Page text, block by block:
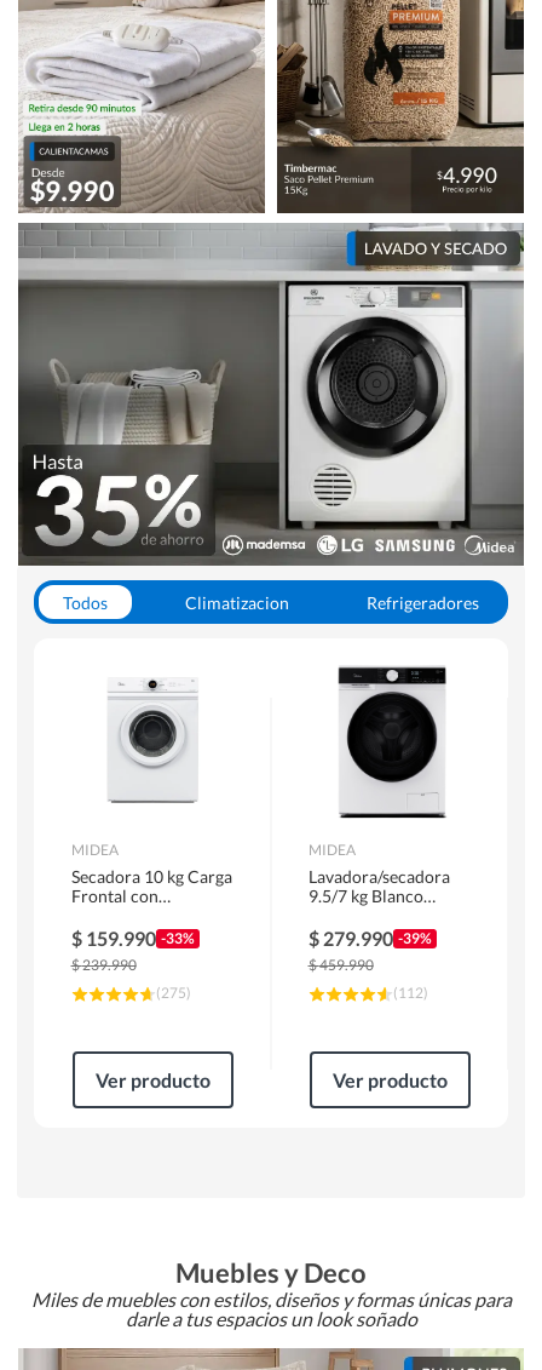
Todos Climatizacion
Refrigeradores
Otros
MIDEA
Secadora 10 kg Carga
Frontal con
MD100A100/W2
$ 159.990 -33%
$239.990
(275)
Ver producto
MIDEA
Lavadora/secadora
9.5/7 kg Blanco
$ 279.990 -39%
$459.990
(112)
Ver producto
Muebles y Deco
Miles de muebles con estilos, diseños y formas únicas para
darle a tus espacios un look soñado